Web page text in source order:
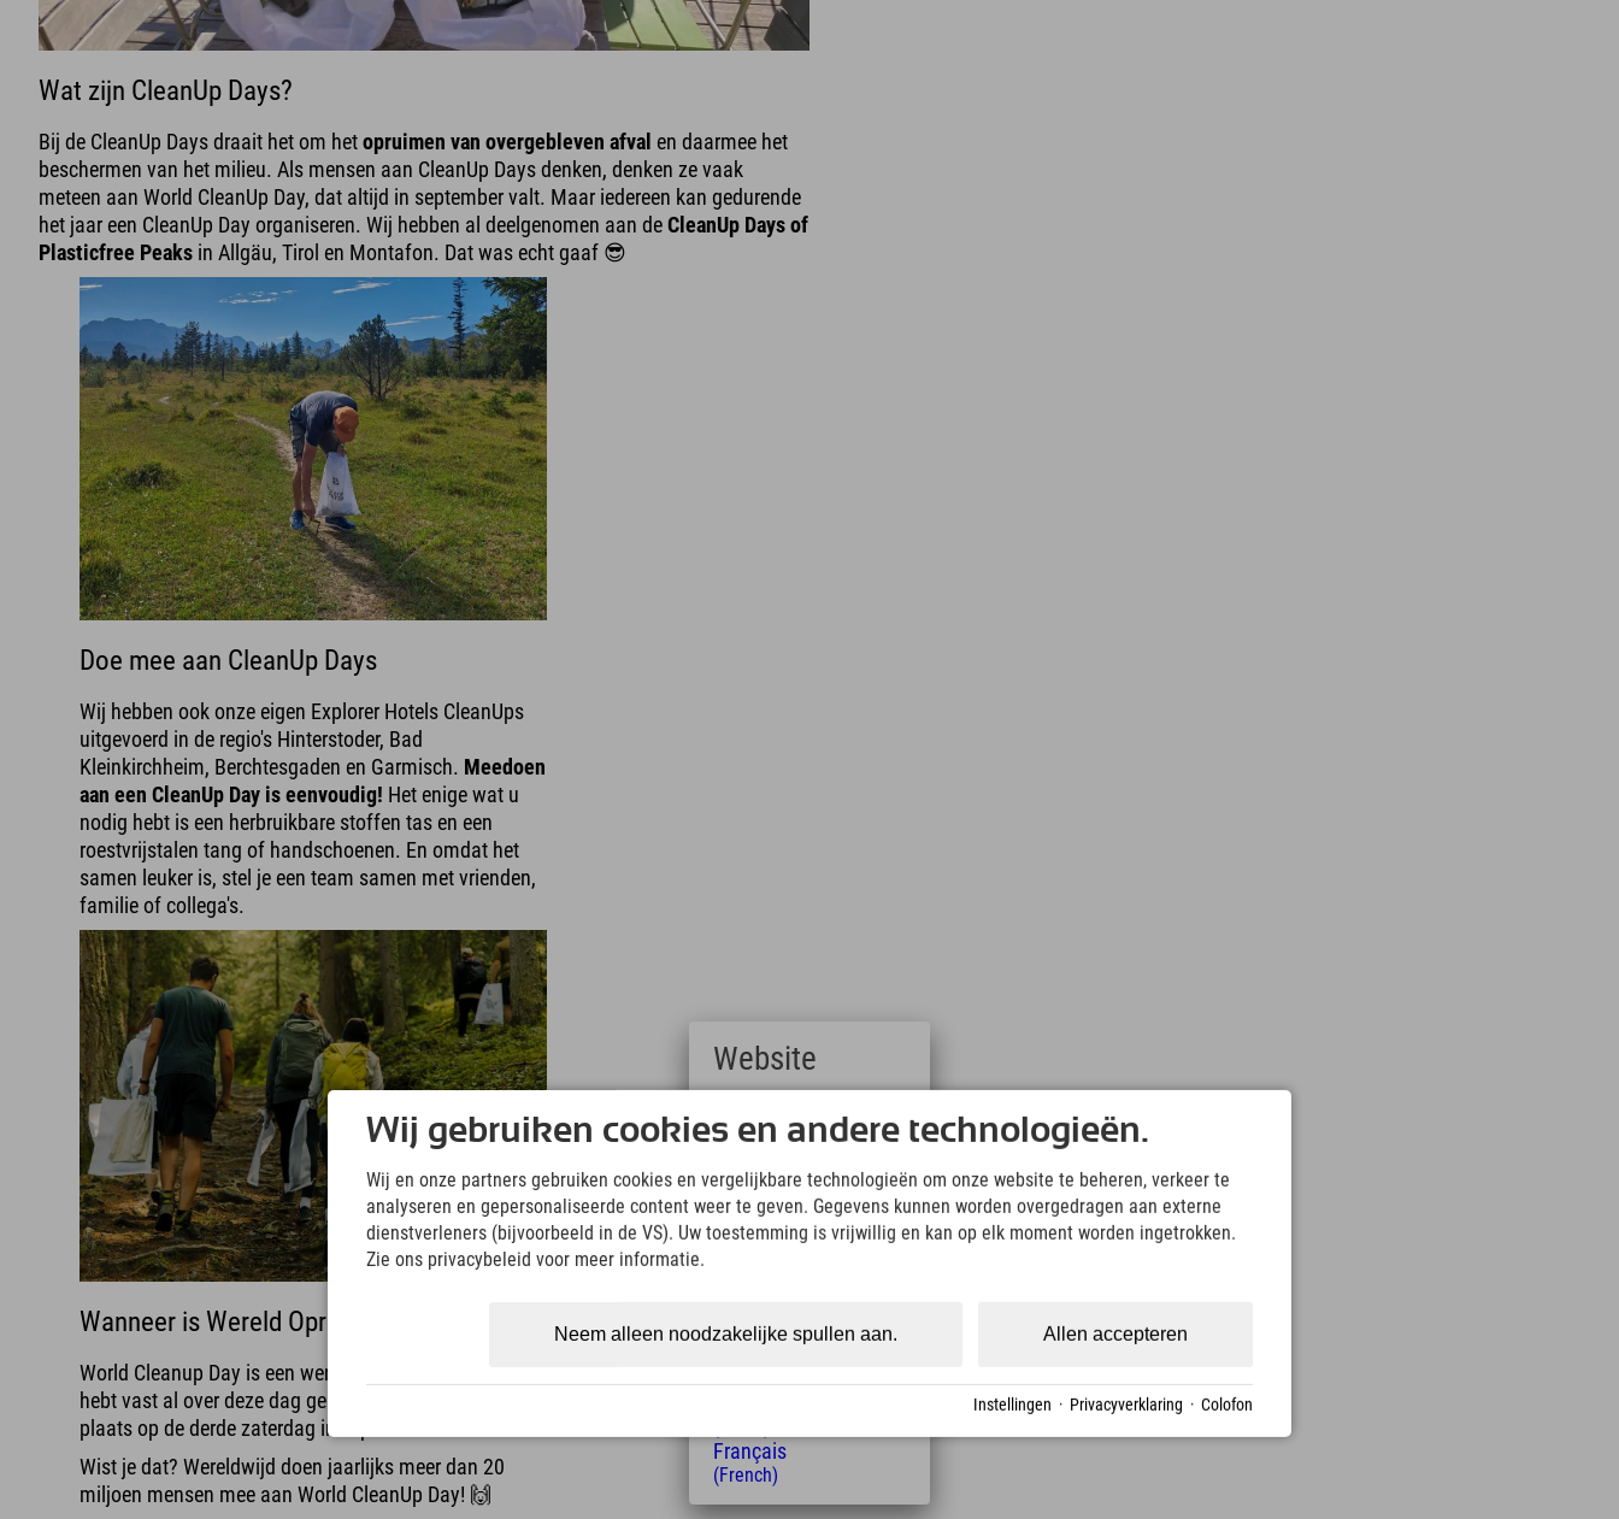
Wat zijn CleanUp Days?
Bij de CleanUp Days draait het om hetopruimen van overgebleven afval en daarmee het
beschermen van het milieu. Als mensen aan CleanUp Days denken, denken ze vaak
meteen aan World CleanUp Day, dat altijd in september valt. Maar iedereen kan gedurende
het jaar een CleanUp Day organiseren. Wij hebben al deelgenomen aan deCleanUp Days of
Plasticfree Peaks in Allgäu, Tirol en Montafon. Dat was echt gaaf 😎
Doe mee aan CleanUp Days
Wij hebben ook onze eigen Explorer Hotels CleanUps
uitgevoerd in de regio's Hinterstoder, Bad
Kleinkirchheim, Berchtesgaden en Garmisch. Meedoen
aan een CleanUp Day is eenvoudig! Het enige wat u
nodig hebt is een herbruikbare stoffen tas en een
roestvrijstalen tang of handschoenen. En omdat het
samen leuker is, stel je een team samen met vrienden,
familie of collega's.
Wanneer is Wereld Opruimdag?
World Cleanup Day is een wereldwijde actiedag. Je
hebt vast al over deze dag gehoord? Dit vindt elk jaar
plaats op de derde zaterdag in september.
Wist je dat? Wereldwijd doen jaarlijks meer dan 20
miljoen mensen mee aan World CleanUp Day! 🙌
Wij gebruiken cookies en andere technologieën.
Wij en onze partners gebruiken cookies en vergelijkbare technologieën om onze website te beheren, verkeer te
analyseren en gepersonaliseerde content weer te geven. Gegevens kunnen worden overgedragen aan externe
dienstverleners (bijvoorbeeld in de VS). Uw toestemming is vrijwillig en kan op elk moment worden ingetrokken.
Zie ons privacybeleid voor meer informatie.
Allen accepteren
Neem alleen noodzakelijke spullen aan.
Instellingen · Privacyverklaring · Colofon
Website
(German)
(English)
Italiano
(Italian)
(Polish)
(Hungarian)
Français
(French)